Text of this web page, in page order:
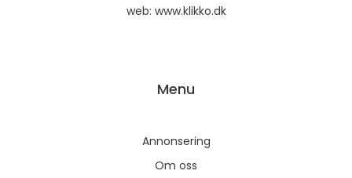
web: www.klikko.dk
Menu
Annonsering
Om oss